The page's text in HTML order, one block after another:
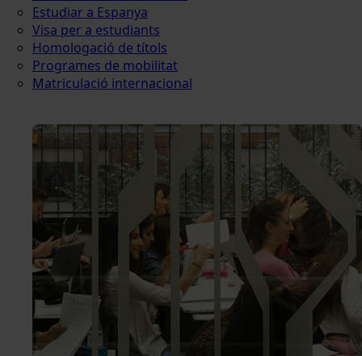
Estudiar a Espanya
Visa per a estudiants
Homologació de títols
Programes de mobilitat
Matriculació internacional